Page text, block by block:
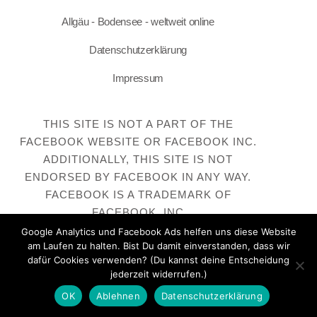
Allgäu - Bodensee - weltweit online
Datenschutzerklärung
Impressum
THIS SITE IS NOT A PART OF THE
FACEBOOK WEBSITE OR FACEBOOK INC.
ADDITIONALLY, THIS SITE IS NOT
ENDORSED BY FACEBOOK IN ANY WAY.
FACEBOOK IS A TRADEMARK OF
FACEBOOK, INC
Google Analytics und Facebook Ads helfen uns diese Website
am Laufen zu halten. Bist Du damit einverstanden, dass wir
dafür Cookies verwenden? (Du kannst deine Entscheidung
jederzeit widerrufen.)
OK
Ablehnen Datenschutzerklärung